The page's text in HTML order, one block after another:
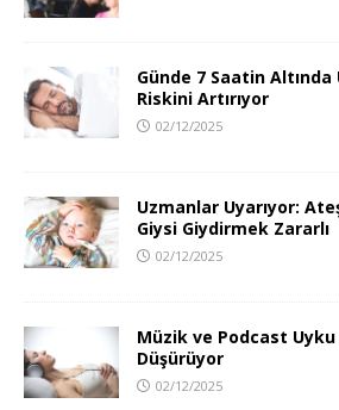
Günde 7 Saatin
Riskini Artırıyor
02/12/2025
Uzmanlar Uyarıyor:
Giysi Giydirmek Zararlı
02/12/2025
Müzik ve Podcast
Düşürüyor
02/12/2025